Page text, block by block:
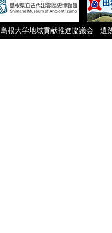
島根大学地域貢献推進協議会 遺